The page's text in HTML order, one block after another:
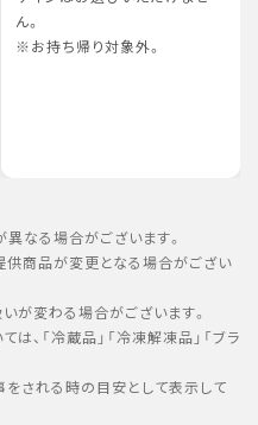
ん。
※お持ち帰り対象外。
異なる場合がございます。
供商品が変更となる場合がござい
が変わる場合がございます。
、「冷蔵品」「冷凍解凍品」「ブラ
される時の目安として表示して